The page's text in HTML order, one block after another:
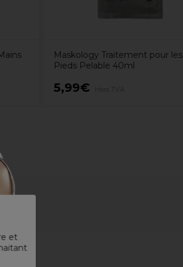
et
Maskology Traitement pour les
Pieds Pelable 40ml
5,99€